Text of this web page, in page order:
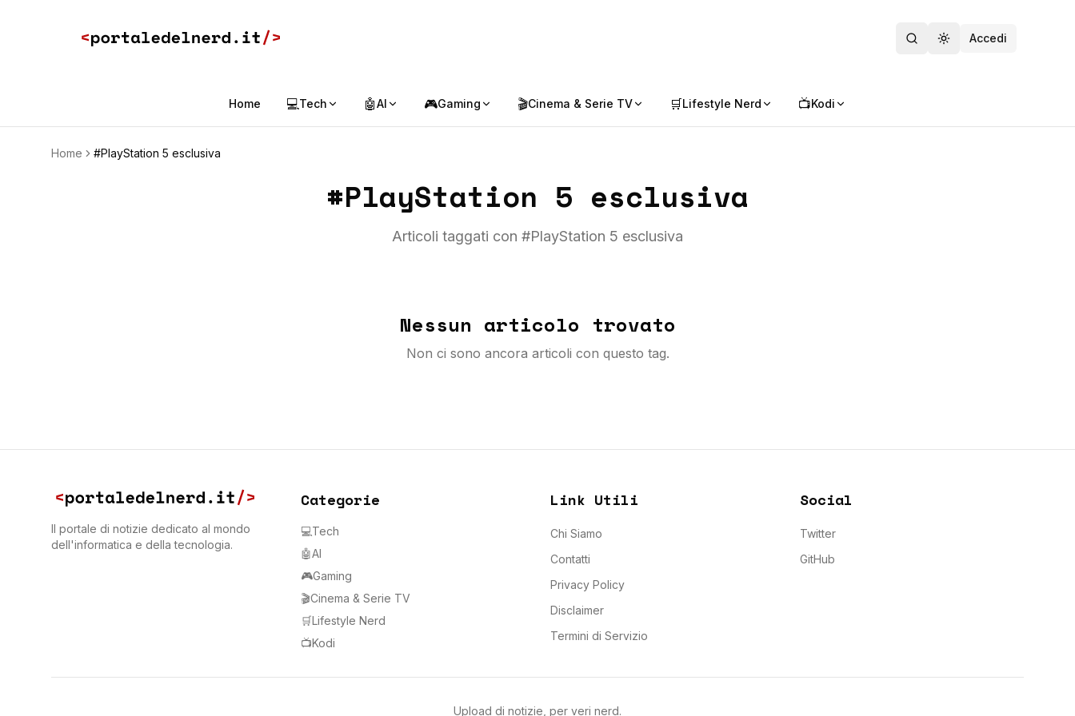
Toggle theme
Accedi
Home 💻Tech 🤖AI 🎮Gaming 🎬Cinema & Serie TV 🛒Lifestyle Nerd 📺Kodi
Home #PlayStation 5 esclusiva
#PlayStation 5 esclusiva
Articoli taggati con #PlayStation 5 esclusiva
Nessun articolo trovato
Non ci sono ancora articoli con questo tag.
Il portale di notizie dedicato al mondo
dell'informatica e della tecnologia.
Categorie
💻Tech
🤖AI
🎮Gaming
🎬Cinema & Serie TV
🛒Lifestyle Nerd
📺Kodi
Link Utili
Chi Siamo
Contatti
Privacy Policy
Disclaimer
Termini di Servizio
Social
Twitter
GitHub
Upload di notizie, per veri nerd.